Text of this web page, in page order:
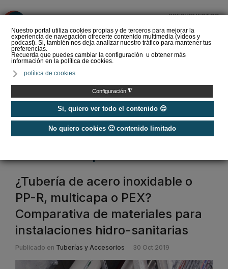
Nuestro portal utiliza cookies propias y de terceros para mejorar la
experiencia de navegación ofrecerte contenido multimedia (vídeos y
podcast). Si, también nos deja analizar nuestro tráfico para mantener tus
preferencias.
Recuerda que puedes cambiar la configuración u obtener más
información en la política de cookies.
política de cookies.
Configuración ◮
Si, quiero ver todo el contenido 😊
No quiero cookies 🙁 contenido limitado
PRESUPUESTOS
reclamo del estreno de
360 by Cevisam…
Tubería multicapa
¿Tubería de acero inoxidable o
PP-R, multicapa o PEX?
Comparativa de materiales para
instalaciones hidro-sanitarias
Publicado en Tuberías y Accesorios 30 Oct 2019